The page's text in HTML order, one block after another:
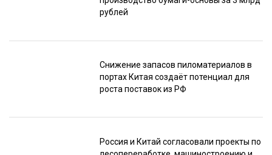
рублей
Снижение запасов пиломатериалов в
портах Китая создаёт потенциал для
роста поставок из РФ
Россия и Китай согласовали проекты по